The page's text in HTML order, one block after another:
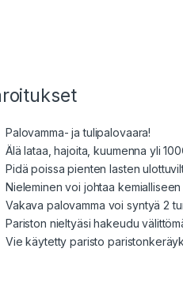
Palovamma- ja tulipalovaara!
Älä lataa, hajoita, kuumenna yli
Pidä poissa pienten lasten
Nieleminen voi johtaa
Vakava palovamma voi syntyä 2
Pariston nieltyäsi hakeudu
Vie käytetty paristo